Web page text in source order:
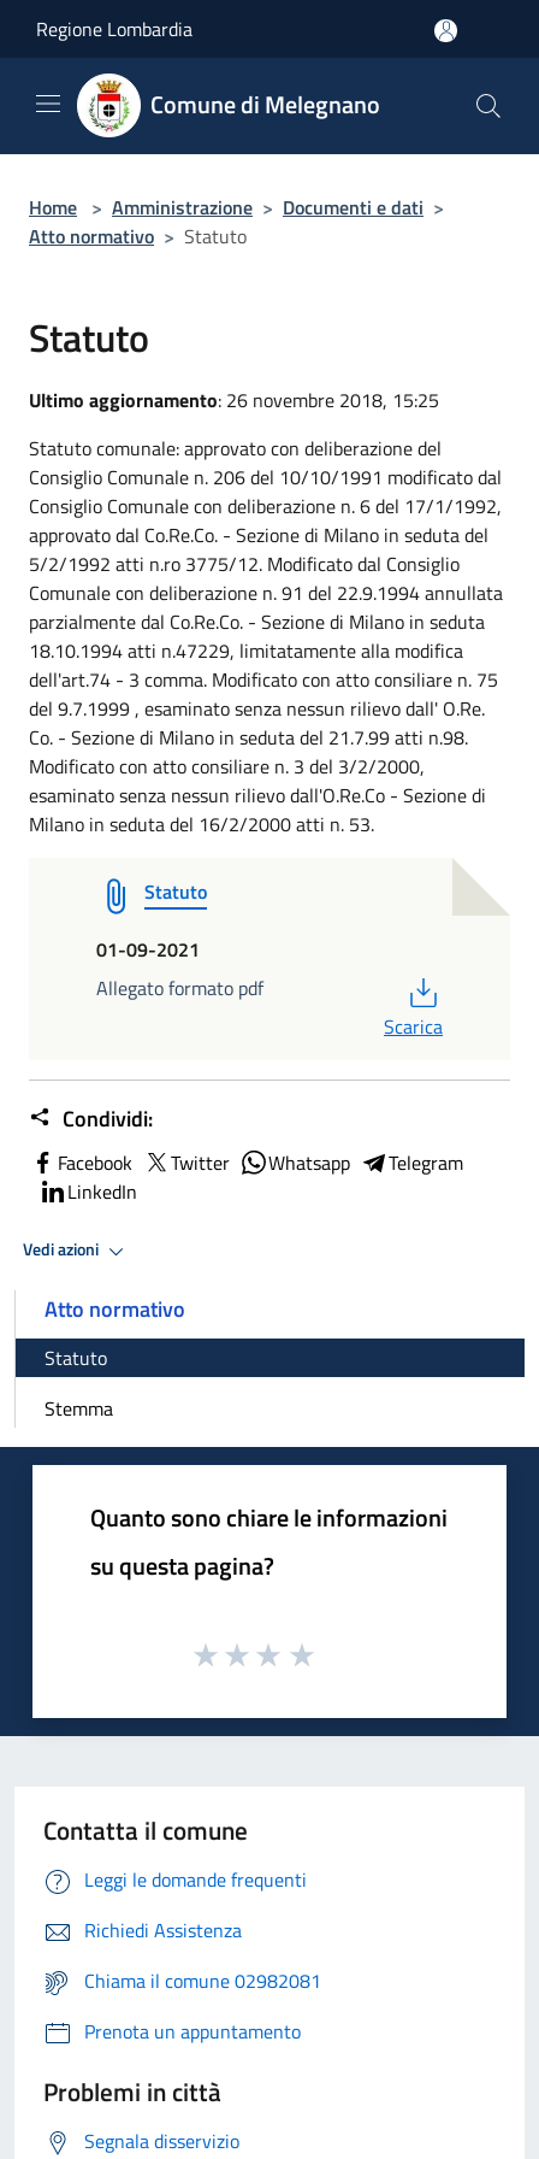
Regione Lombardia
Comune di Melegnano
Home > Amministrazione > Documenti e dati >
Atto normativo > Statuto
Statuto
Ultimo aggiornamento: 26 novembre 2018, 15:25
Statuto comunale: approvato con deliberazione del
Consiglio Comunale n. 206 del 10/10/1991 modificato dal
Consiglio Comunale con deliberazione n. 6 del 17/1/1992,
approvato dal Co.Re.Co. - Sezione di Milano in seduta del
5/2/1992 atti n.ro 3775/12. Modificato dal Consiglio
Comunale con deliberazione n. 91 del 22.9.1994 annullata
parzialmente dal Co.Re.Co. - Sezione di Milano in seduta
18.10.1994 atti n.47229, limitatamente alla modifica
dell'art.74 - 3 comma. Modificato con atto consiliare n. 75
del 9.7.1999 , esaminato senza nessun rilievo dall' O.Re.
Co. - Sezione di Milano in seduta del 21.7.99 atti n.98.
Modificato con atto consiliare n. 3 del 3/2/2000,
esaminato senza nessun rilievo dall'O.Re.Co - Sezione di
Milano in seduta del 16/2/2000 atti n. 53.
Statuto
01-09-2021
Allegato formato pdf
Scarica
Condividi:
Facebook Twitter Whatsapp
Telegram
LinkedIn
Vedi azioni
Atto normativo
Statuto
Stemma
Quanto sono chiare le informazioni
su questa pagina?
Contatta il comune
Leggi le domande frequenti
Richiedi Assistenza
Chiama il comune 02982081
Prenota un appuntamento
Problemi in città
Segnala disservizio